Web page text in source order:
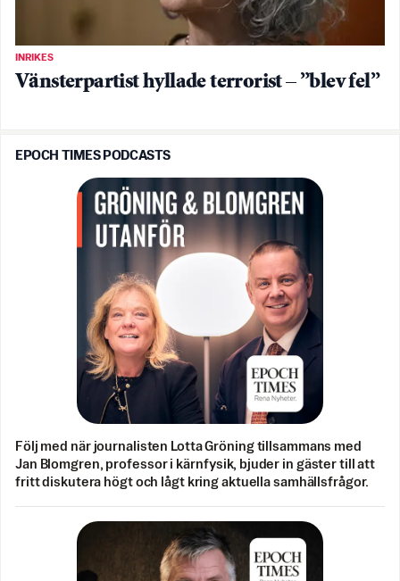
INRIKES
Vänsterpartist hyllade terrorist – ”blev fel”
EPOCH TIMES PODCASTS
Följ med när journalisten Lotta Gröning tillsammans med
Jan Blomgren, professor i kärnfysik, bjuder in gäster till att
fritt diskutera högt och lågt kring aktuella samhällsfrågor.